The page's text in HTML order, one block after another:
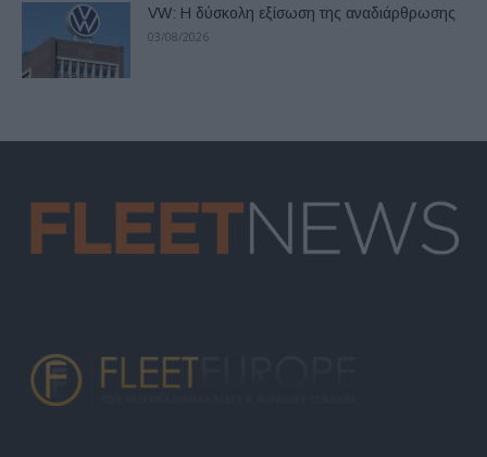
VW: Η δύσκολη εξίσωση της αναδιάρθρωσης
03/08/2026